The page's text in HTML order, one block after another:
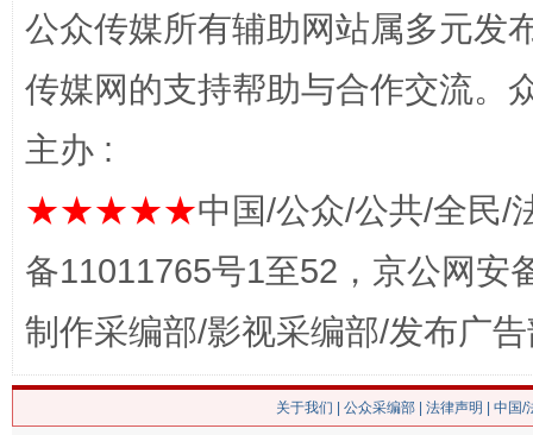
这是一记警钟！ 谢
公众传媒所有辅助网站属多元发
传媒网的支持帮助与合作交流。
主办 :
★★★★★中国/公众/公共/全民/
备11011765号1至52，京公网安
制作采编部/影视采编部/发布广
关于我们 公众采编部 法律声明 | 中国